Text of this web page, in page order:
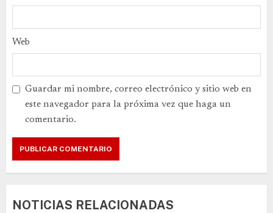
Web
Guardar mi nombre, correo electrónico y sitio web en
este navegador para la próxima vez que haga un
comentario.
NOTICIAS RELACIONADAS